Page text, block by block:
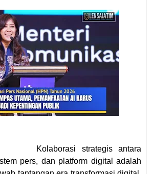
Kolaborasi strategis antara
pers, dan platform digital adalah